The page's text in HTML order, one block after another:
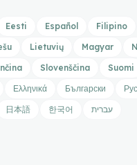
Eesti Español Filipino
Lietuvių Magyar
Slovenščina Suomi
Ελληνικά Български
日本語 한국어 עברית